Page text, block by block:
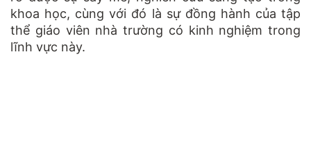
khoa học, cùng với đó là sự đồng hành của tập
thể giáo viên nhà trường có kinh nghiệm trong
lĩnh vực này.